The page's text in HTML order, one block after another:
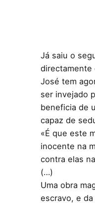
Já saiu o
directamente
José tem
ser invejado
beneficia de
capaz de
«É que este
inocente na
contra elas
(…)
Uma obra
escravo, e